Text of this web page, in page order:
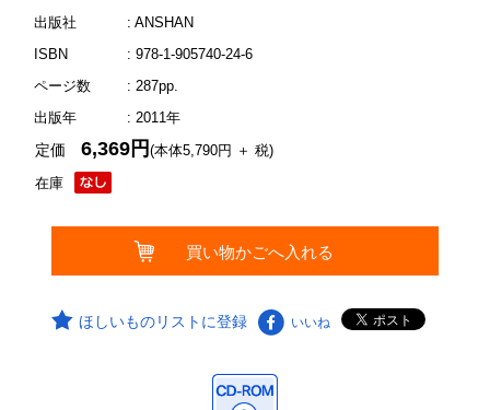
出版社
: ANSHAN
ISBN
: 978-1-905740-24-6
ページ数
: 287pp.
出版年
: 2011年
在庫
定価6,369円(本体5,790円 ＋ 税)
ほしいものリストに登録 いいね